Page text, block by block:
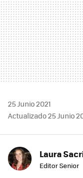
25 Junio 2021
Actualizado 25 Junio
Laura
Editor Senior